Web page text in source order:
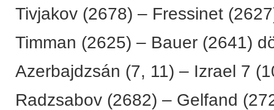
Tivjakov (2678) – Fressinet
Timman (2625) – Bauer (2641)
Azerbajdzsán (7, 11) – Izrael 7
Radzsabov (2682) – Gelfand